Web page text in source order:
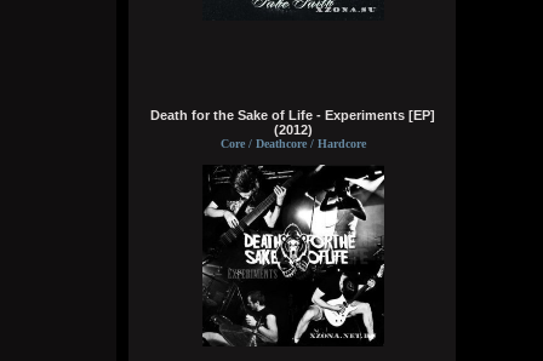
А если бы мне ещё и вместо мозга
вставили мощный компьют, то ч бы еще и
получил знания ко всему, либо чтобы
мозг что-то типа ии из гугла ловил с
ответами на любые поставленные мной
Wirtuozik
Вчера в 20:39:10
А я чужой земля смотрю. Хочу чтобы мой
разум тоже жил в теле робота. Похер на
эмоции, чувства, на их отсутствие, на то
что не смогу, есть, бухать, трахаться.
Death for the Sake of Life - Experiments [EP]
(2012)
Core / Deathcore / Hardcore